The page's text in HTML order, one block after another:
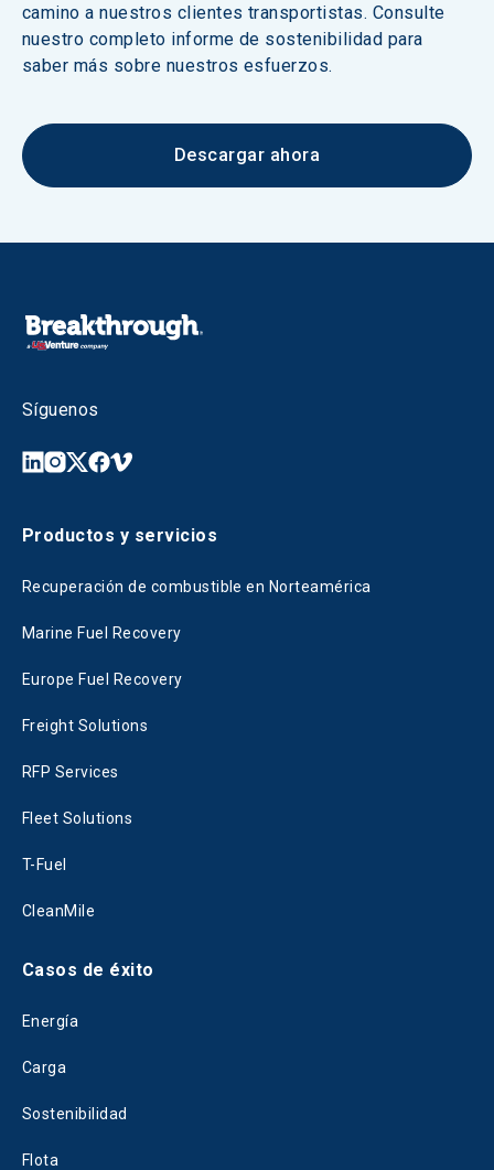
camino a nuestros clientes transportistas. Consulte
nuestro completo informe de sostenibilidad para
saber más sobre nuestros esfuerzos.
Descargar ahora
Síguenos
Productos y servicios
Recuperación de combustible en Norteamérica
Marine Fuel Recovery
Europe Fuel Recovery
Freight Solutions
RFP Services
Fleet Solutions
T-Fuel
CleanMile
Casos de éxito
Energía
Carga
Sostenibilidad
Flota